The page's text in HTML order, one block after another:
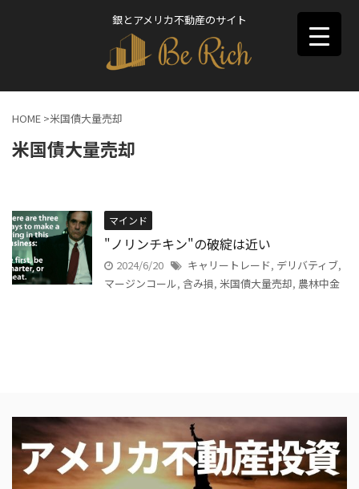
銀とアメリカ不動産のサイト
HOME >米国債大量売却
米国債大量売却
マインド
"ノリンチキン"の破綻は近い
2024/6/20 キャリートレード, デリバティブ,
マージンコール, 含み損, 米国債大量売却, 農林中金